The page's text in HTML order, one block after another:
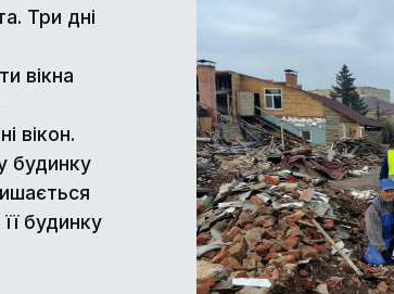
Три дні
вікна
вікон.
будинку
будинку